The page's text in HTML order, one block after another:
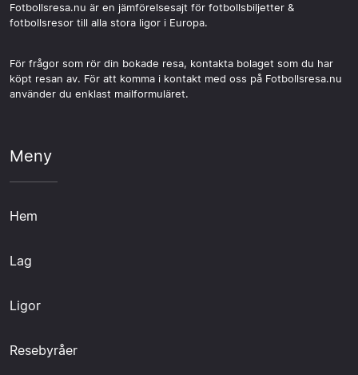
Fotbollsresa.nu är en jämförelsesajt för fotbollsbiljetter &
fotbollsresor till alla stora ligor i Europa.
För frågor som rör din bokade resa, kontakta bolaget som du har
köpt resan av. För att komma i kontakt med oss på Fotbollsresa.nu
använder du enklast mailformuläret.
Meny
Hem
Lag
Ligor
Resebyråer